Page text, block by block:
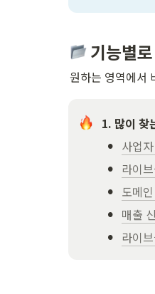
기능별
원하는 영역에서
1. 많이 찾
• 사업
• 라이
• 도메
• 매출
• 라이